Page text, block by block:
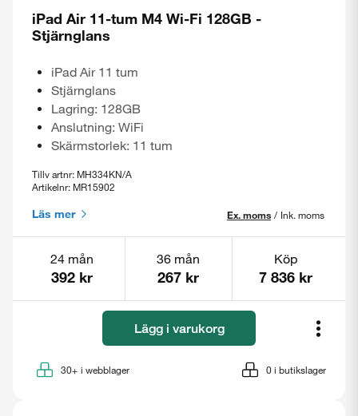
iPad Air 11-tum M4 Wi-Fi 128GB -
Stjärnglans
iPad Air 11 tum
Stjärnglans
Lagring: 128GB
Anslutning: WiFi
Skärmstorlek: 11 tum
Tillv artnr: MH334KN/A
Artikelnr: MR15902
Läs mer Ex. moms / Ink. moms
24 mån
392 kr
36 mån
267 kr
Köp
7 836 kr
Lägg i varukorg
30+ i webblager 0 i butikslager